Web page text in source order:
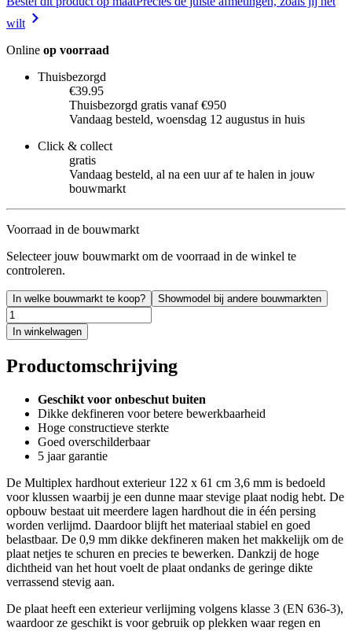
wilt
Online op voorraad
Thuisbezorgd
€39.95
Thuisbezorgd gratis vanaf €950
Vandaag besteld, woensdag 12 augustus in huis
Click & collect
gratis
Vandaag besteld, al na een uur af te halen in jouw
bouwmarkt
Voorraad in de bouwmarkt
Selecteer jouw bouwmarkt om de voorraad in de winkel te
controleren.
In welke bouwmarkt te koop? Showmodel bij andere bouwmarkten
In winkelwagen
Productomschrijving
Geschikt voor onbeschut buiten
Dikke dekfineren voor betere bewerkbaarheid
Hoge constructieve sterkte
Goed overschilderbaar
5 jaar garantie
De Multiplex hardhout exterieur 122 x 61 cm 3,6 mm is bedoeld
voor klussen waarbij je een dunne maar stevige plaat nodig hebt. De
opbouw bestaat uit meerdere lagen hardhout die in één persing
worden verlijmd. Daardoor blijft het materiaal stabiel en goed
belastbaar. De 0,9 mm dikke dekfineren maken het makkelijk om de
plaat netjes te schuren en precies te bewerken. Dankzij de hoge
dichtheid van het hout voelt de plaat ondanks de geringe dikte
verrassend stevig aan.
De plaat heeft een exterieur verlijming volgens klasse 3 (EN 636-3),
waardoor ze geschikt is voor gebruik op plekken waar regen en